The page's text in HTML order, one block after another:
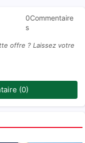
0Commentaire
s
offre ? Laissez votre
(0)